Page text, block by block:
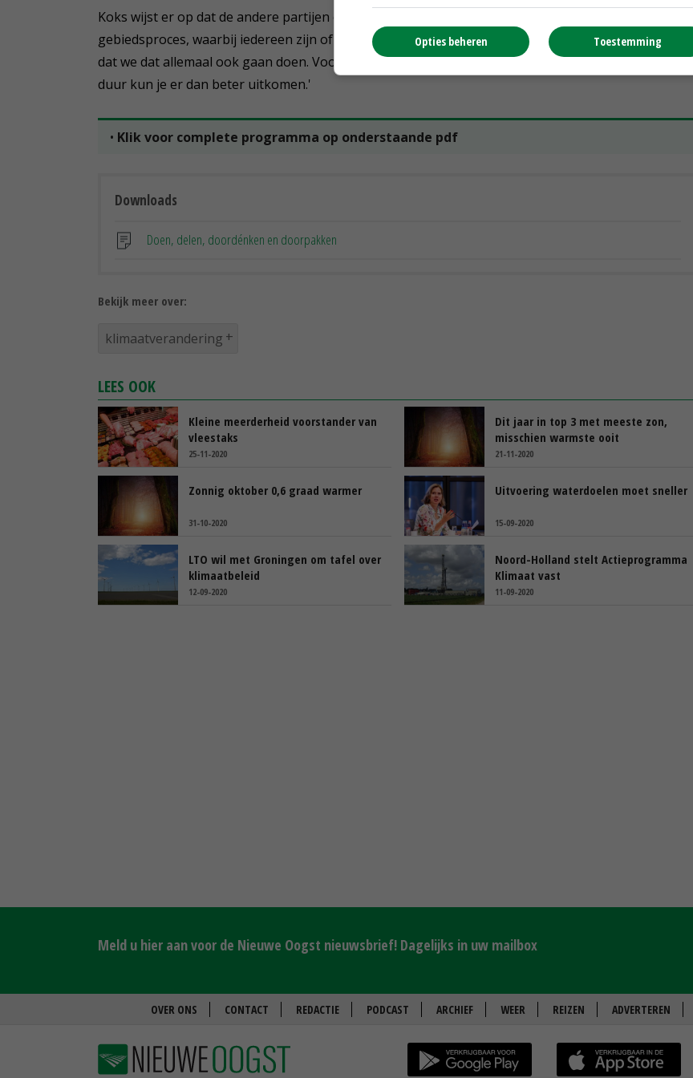
Koks wijst er op dat de andere partijen de landbouw hard nodig hebben. 'Het wordt een
gebiedsproces, waarbij iedereen zijn of haar wensen kan uitspreken. Maar dat wil nog niet zeggen
dat we dat allemaal ook gaan doen. Voordeel is dat het een bepaalde gedragenheid creëert. Op den
duur kun je er dan beter uitkomen.'
• Klik voor complete programma op onderstaande pdf
Downloads
Doen, delen, doordénken en doorpakken
Bekijk meer over:
klimaatverandering
LEES OOK
Kleine meerderheid voorstander van
vleestaks
25-11-2020
Dit jaar in top 3 met meeste zon,
misschien warmste ooit
21-11-2020
Zonnig oktober 0,6 graad warmer
31-10-2020
Uitvoering waterdoelen moet sneller
15-09-2020
LTO wil met Groningen om tafel over
klimaatbeleid
12-09-2020
Noord-Holland stelt Actieprogramma
Klimaat vast
11-09-2020
Meld u hier aan voor de Nieuwe Oogst nieuwsbrief! Dagelijks in uw mailbox
OVER ONS CONTACT REDACTIE PODCAST ARCHIEF WEER REIZEN ADVERTEREN
Toestemming
Opties beheren